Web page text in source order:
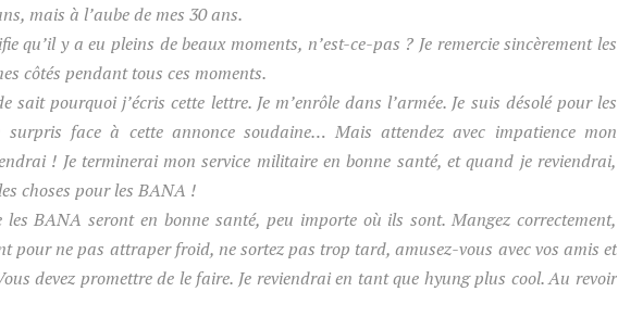
mais à l’aube de mes 30 ans.
qu’il y a eu pleins de beaux moments, n’est-ce-pas ? Je remercie sincèrement les
côtés pendant tous ces moments.
sait pourquoi j’écris cette lettre. Je m’enrôle dans l’armée. Je suis désolé pour les
face à cette annonce soudaine… Mais attendez avec impatience mon
! Je terminerai mon service militaire en bonne santé, et quand je reviendrai,
choses pour les BANA !
les BANA seront en bonne santé, peu importe où ils sont. Mangez correctement,
pour ne pas attraper froid, ne sortez pas trop tard, amusez-vous avec vos amis et
devez promettre de le faire. Je reviendrai en tant que hyungplus cool. Au revoir